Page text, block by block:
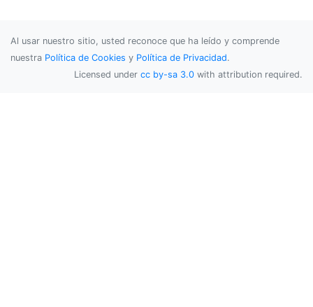
Al usar nuestro sitio, usted reconoce que ha leído y comprende
nuestra Política de Cookies y Política de Privacidad.
Licensed under cc by-sa 3.0 with attribution required.